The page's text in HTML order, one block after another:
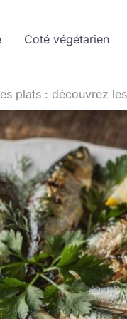
Coté végétarien
plats : découvrez